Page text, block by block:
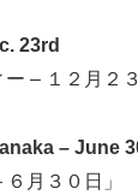
23rd
– １２月２３
– June
月３０日」